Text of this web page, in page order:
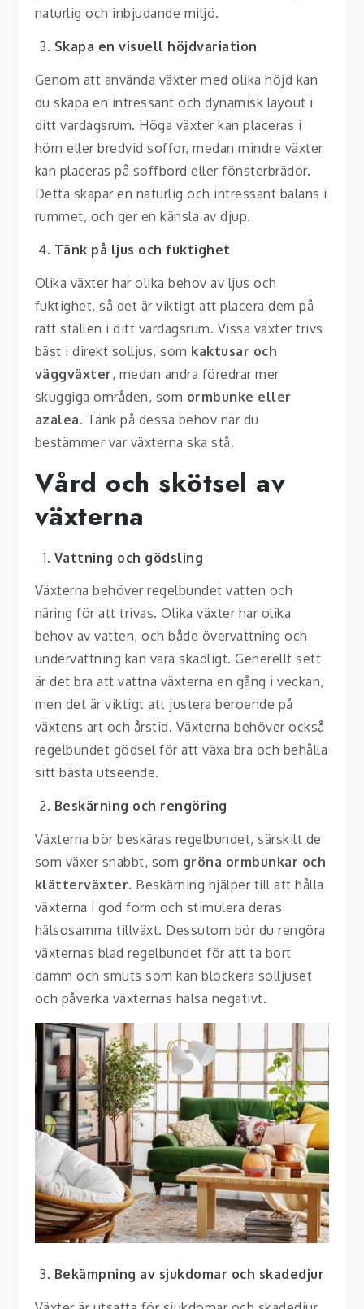
naturlig och inbjudande miljö.
Skapa en visuell höjdvariation
Genom att använda växter med olika höjd kan
du skapa en intressant och dynamisk layout i
ditt vardagsrum. Höga växter kan placeras i
hörn eller bredvid soffor, medan mindre växter
kan placeras på soffbord eller fönsterbrädor.
Detta skapar en naturlig och intressant balans i
rummet, och ger en känsla av djup.
Tänk på ljus och fuktighet
Olika växter har olika behov av ljus och
fuktighet, så det är viktigt att placera dem på
rätt ställen i ditt vardagsrum. Vissa växter trivs
bäst i direkt solljus, som kaktusar och
väggväxter, medan andra föredrar mer
skuggiga områden, som ormbunke eller
azalea. Tänk på dessa behov när du
bestämmer var växterna ska stå.
Vård och skötsel av
växterna
Vattning och gödsling
Växterna behöver regelbundet vatten och
näring för att trivas. Olika växter har olika
behov av vatten, och både övervattning och
undervattning kan vara skadligt. Generellt sett
är det bra att vattna växterna en gång i veckan,
men det är viktigt att justera beroende på
växtens art och årstid. Växterna behöver också
regelbundet gödsel för att växa bra och behålla
sitt bästa utseende.
Beskärning och rengöring
Växterna bör beskäras regelbundet, särskilt de
som växer snabbt, som gröna ormbunkar och
klätterväxter. Beskärning hjälper till att hålla
växterna i god form och stimulera deras
hälsosamma tillväxt. Dessutom bör du rengöra
växternas blad regelbundet för att ta bort
damm och smuts som kan blockera solljuset
och påverka växternas hälsa negativt.
Bekämpning av sjukdomar och skadedjur